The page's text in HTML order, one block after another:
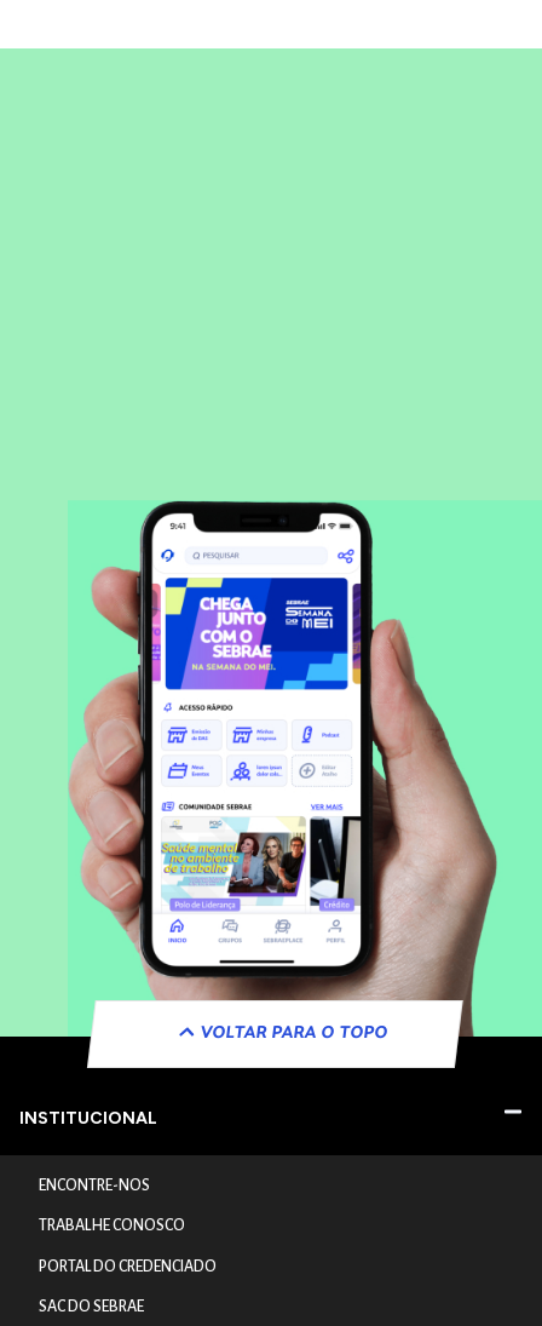
VOLTAR PARA O TOPO
INSTITUCIONAL
ENCONTRE-NOS
TRABALHE CONOSCO
PORTAL DO CREDENCIADO
SAC DO SEBRAE